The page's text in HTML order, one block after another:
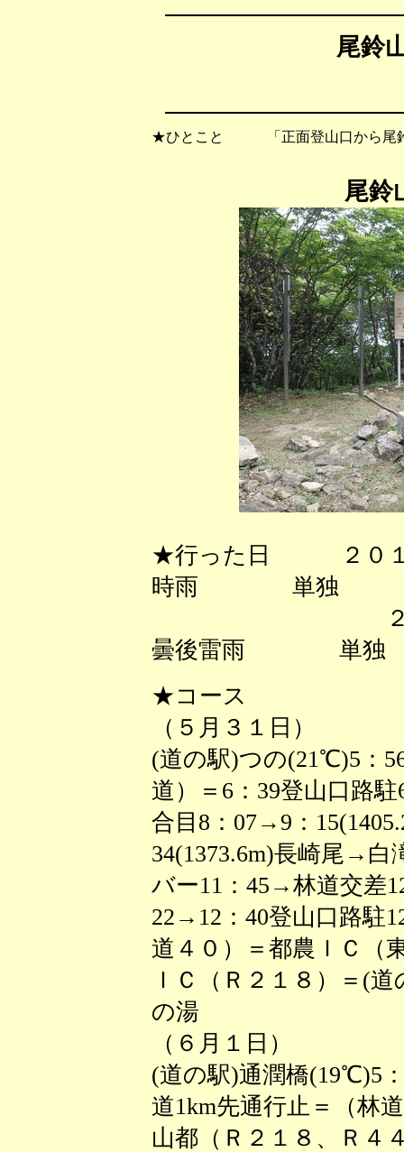
尾鈴
★ひとこと 「正面登山口から尾鈴
尾鈴
★行った日 ２０１
時雨 単独
２０１７年
曇後雷雨 単独
★コース
（５月３１日）
(道の駅)つの(21℃)5：
道）＝6：39登山口路
合目8：07→9：
34(1373.6m)長崎尾→白
バー11：45→林道交差
22→12：40登山口路駐
道４０）＝都農ＩＣ（
ＩＣ（Ｒ２１８）＝(
の湯
（６月１日）
(道の駅)通潤橋(19℃)5
道1km先通行止＝（林
山都（Ｒ２１８、Ｒ４